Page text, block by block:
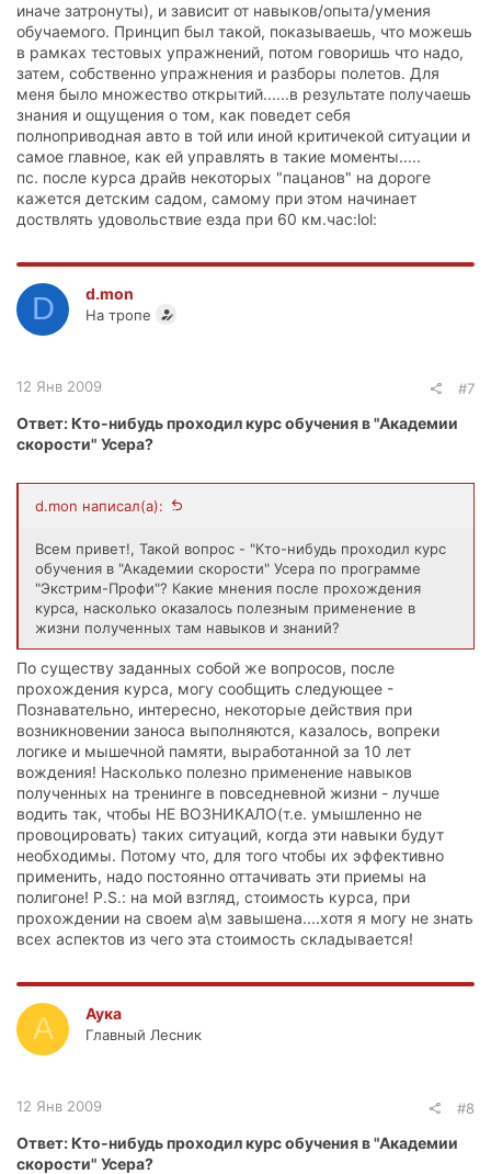
иначе затронуты), и зависит от навыков/опыта/умения
обучаемого. Принцип был такой, показываешь, что можешь
в рамках тестовых упражнений, потом говоришь что надо,
затем, собственно упражнения и разборы полетов. Для
меня было множество открытий......в результате получаешь
знания и ощущения о том, как поведет себя
полноприводная авто в той или иной критичекой ситуации и
самое главное, как ей управлять в такие моменты.....
пс. после курса драйв некоторых "пацанов" на дороге
кажется детским садом, самому при этом начинает
доствлять удовольствие езда при 60 км.час:lol:
D d.mon
На тропе
12 Янв 2009 #7
Ответ: Кто-нибудь проходил курс обучения в "Академии
скорости" Усера?
d.mon написал(а):
Всем привет!, Такой вопрос - "Кто-нибудь проходил курс
обучения в "Академии скорости" Усера по программе
"Экстрим-Профи"? Какие мнения после прохождения
курса, насколько оказалось полезным применение в
жизни полученных там навыков и знаний?
По существу заданных собой же вопросов, после
прохождения курса, могу сообщить следующее -
Познавательно, интересно, некоторые действия при
возникновении заноса выполняются, казалось, вопреки
логике и мышечной памяти, выработанной за 10 лет
вождения! Насколько полезно применение навыков
полученных на тренинге в повседневной жизни - лучше
водить так, чтобы НЕ ВОЗНИКАЛО(т.е. умышленно не
провоцировать) таких ситуаций, когда эти навыки будут
необходимы. Потому что, для того чтобы их эффективно
применить, надо постоянно оттачивать эти приемы на
полигоне! P.S.: на мой взгляд, стоимость курса, при
прохождении на своем а\м завышена....хотя я могу не знать
всех аспектов из чего эта стоимость складывается!
А Аука
Главный Лесник
12 Янв 2009 #8
Ответ: Кто-нибудь проходил курс обучения в "Академии
скорости" Усера?